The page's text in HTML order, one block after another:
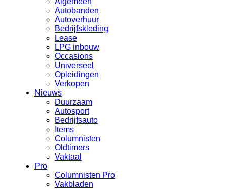
Autobanden
Autoverhuur
Bedrijfskleding
Lease
LPG inbouw
Occasions
Universeel
Opleidingen
Verkopen
Nieuws
Duurzaam
Autosport
Bedrijfsauto
Items
Columnisten
Oldtimers
Vaktaal
Pro
Columnisten Pro
Vakbladen